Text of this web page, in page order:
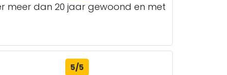
meer dan 20 jaar gewoond en met
5/5